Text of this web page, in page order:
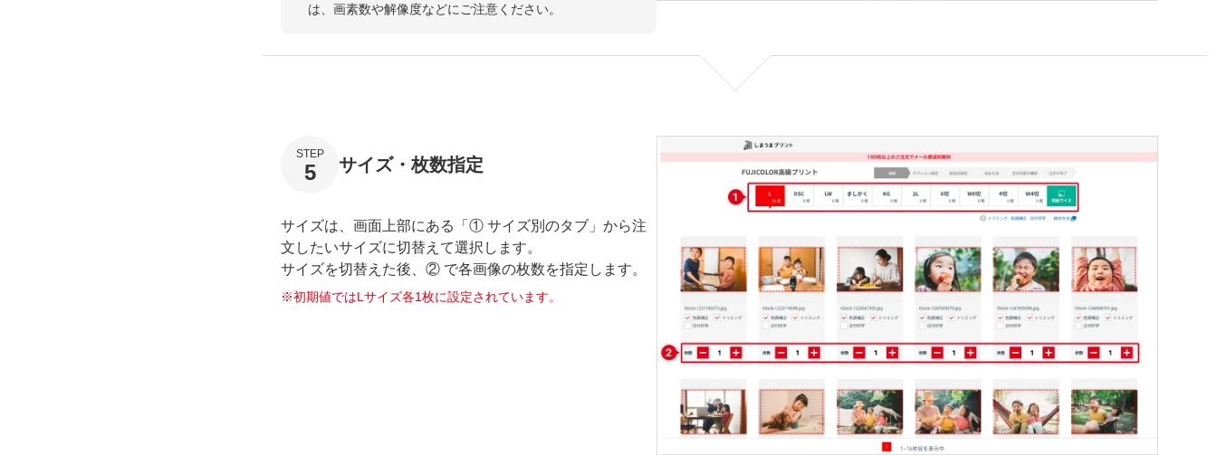
は、画素数や解像度などにご注意ください。
STEP
5 サイズ・枚数指定
サイズは、画面上部にある「① サイズ別のタブ」から注
文したいサイズに切替えて選択します。
サイズを切替えた後、② で各画像の枚数を指定します。
初期値ではLサイズ各1枚に設定されています。